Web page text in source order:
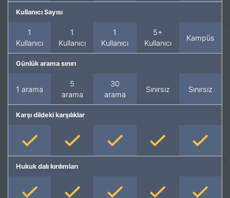
Kullanıcı Sayısı
1
Kullanıcı
1
Kullanıcı
1
Kullanıcı
5+
Kullanıcı
Kampüs
Günlük arama sınırı
1 arama
5
arama
30
arama
Sınırsız Sınırsız
Karşı dildeki karşılıklar
Hukuk dalı kırılımları